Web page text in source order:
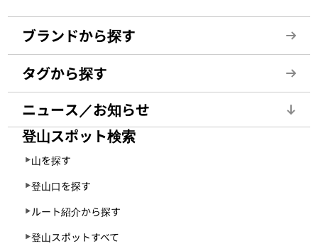
ブランドから探す
タグから探す
ニュース／お知らせ
登山スポット検索
山を探す
登山口を探す
ルート紹介から探す
登山スポットすべて